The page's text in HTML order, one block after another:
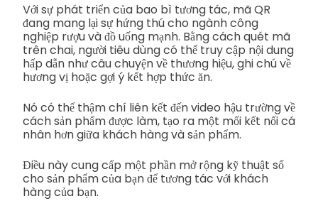
Với sự phát triển của bao bì tương tác, mã QR
đang mang lại sự hứng thú cho ngành công
nghiệp rượu và đồ uống mạnh. Bằng cách quét mã
trên chai, người tiêu dùng có thể truy cập nội dung
hấp dẫn như câu chuyện về thương hiệu, ghi chú về
hương vị hoặc gợi ý kết hợp thức ăn.
Nó có thể thậm chí liên kết đến video hậu trường về
cách sản phẩm được làm, tạo ra một mối kết nối cá
nhân hơn giữa khách hàng và sản phẩm.
Điều này cung cấp một phần mở rộng kỹ thuật số
cho sản phẩm của bạn để tương tác với khách
hàng của bạn.